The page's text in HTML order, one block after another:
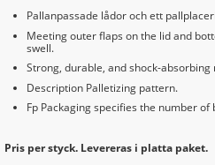
Pallanpassade lådor och ett
Meeting outer flaps on the lid and
swell.
Strong, durable, and shock-
Description Palletizing pattern.
Fp Packaging specifies the number
Pris per styck. Levereras i platta paket.